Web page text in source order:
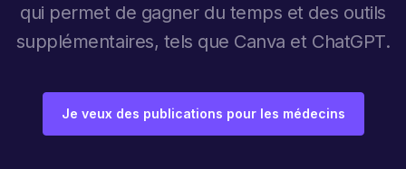
qui permet de gagner du temps et des outils
supplémentaires, tels que Canva et ChatGPT.
Je veux des publications pour les médecins